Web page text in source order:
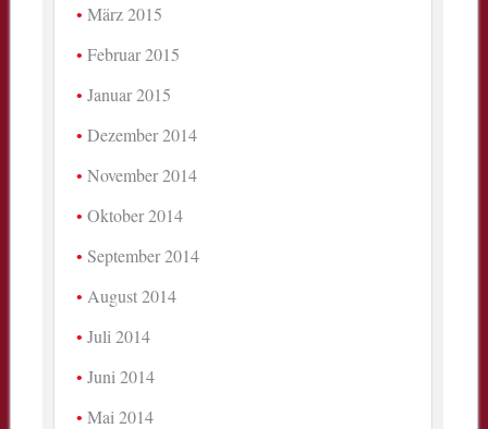
März 2015
Februar 2015
Januar 2015
Dezember 2014
November 2014
Oktober 2014
September 2014
August 2014
Juli 2014
Juni 2014
Mai 2014